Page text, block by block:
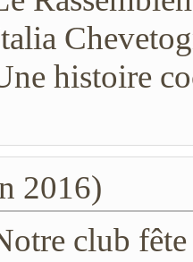
histoire
2016)
club